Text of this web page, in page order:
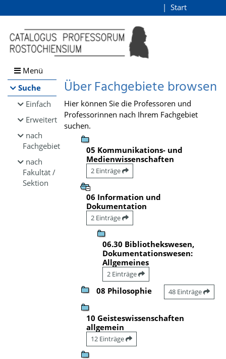
Browsen
direkt zum Inhalt
Start
Menü
Suche
Einfach
Erweitert
nach
Fachgebiet
nach
Fakultät /
Sektion
Über Fachgebiete browsen
Hier können Sie die Professoren und
Professorinnen nach Ihrem Fachgebiet
suchen.
05 Kommunikations- und
Medienwissenschaften
2 Einträge
06 Information und
Dokumentation
2 Einträge
06.30 Bibliothekswesen,
Dokumentationswesen:
Allgemeines
2 Einträge
08 Philosophie 48 Einträge
10 Geisteswissenschaften
allgemein
12 Einträge